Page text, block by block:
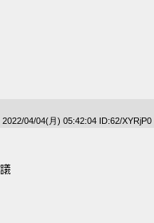
2022/04/04(月) 05:42:04 ID:62/XYRjP0